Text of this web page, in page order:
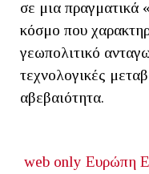
σε μια πραγματικά
κόσμο που
γεωπολιτικό
τεχνολογικές
αβεβαιότητα.
web only Ευρώπη